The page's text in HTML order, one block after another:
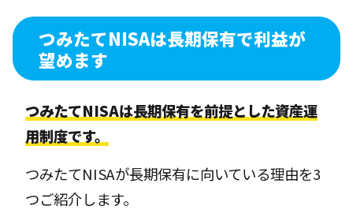
つみたてNISAは長期保有で利益が
望めます
つみたてNISAは長期保有を前提とした資産運
用制度です。
つみたてNISAが長期保有に向いている理由を3
つご紹介します。